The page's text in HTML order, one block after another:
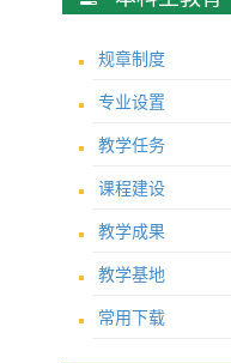
规章制度
专业设置
教学任务
课程建设
教学成果
教学基地